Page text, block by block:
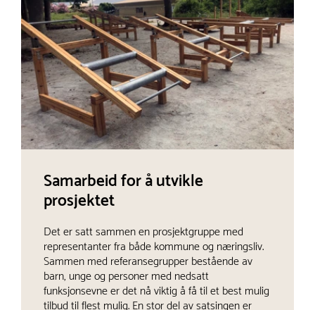
Samarbeid for å utvikle
prosjektet
Det er satt sammen en prosjektgruppe med
representanter fra både kommune og næringsliv.
Sammen med referansegrupper bestående av
barn, unge og personer med nedsatt
funksjonsevne er det nå viktig å få til et best mulig
tilbud til flest mulig. En stor del av satsingen er